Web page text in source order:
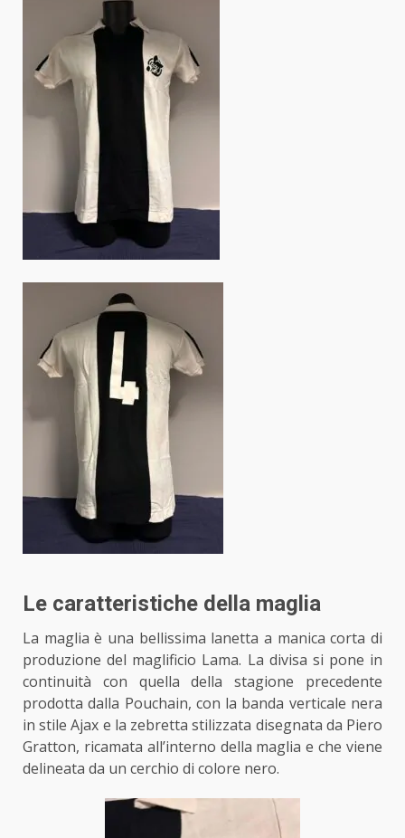
Le caratteristiche della maglia
La maglia è una bellissima lanetta a manica corta di
produzione del maglificio Lama. La divisa si pone in
continuità con quella della stagione precedente
prodotta dalla Pouchain, con la banda verticale nera
in stile Ajax e la zebretta stilizzata disegnata da Piero
Gratton, ricamata all’interno della maglia e che viene
delineata da un cerchio di colore nero.